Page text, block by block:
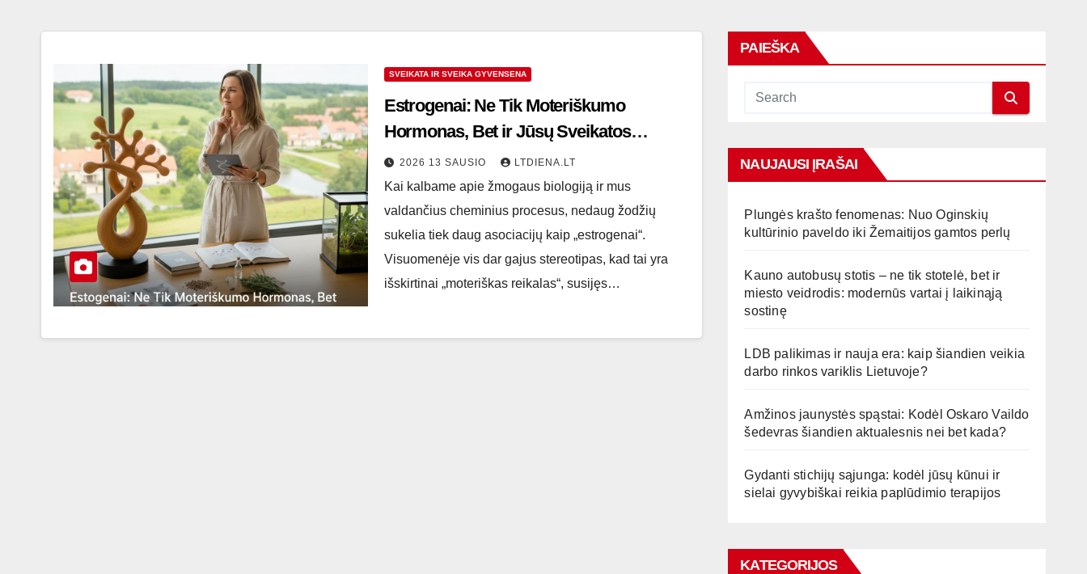
SVEIKATA IR SVEIKA GYVENSENA
Estrogenai: Ne Tik Moteriškumo
Hormonas, Bet ir Jūsų Sveikatos
Architektas
2026 13 SAUSIO LTDIENA.LT
Kai kalbame apie žmogaus biologiją ir mus
valdančius cheminius procesus, nedaug žodžių
sukelia tiek daug asociacijų kaip „estrogenai“.
Visuomenėje vis dar gajus stereotipas, kad tai yra
išskirtinai „moteriškas reikalas“, susijęs…
PAIEŠKA
NAUJAUSI ĮRAŠAI
Plungės krašto fenomenas: Nuo Oginskių
kultūrinio paveldo iki Žemaitijos gamtos perlų
Kauno autobusų stotis – ne tik stotelė, bet ir
miesto veidrodis: modernūs vartai į laikinąją
sostinę
LDB palikimas ir nauja era: kaip šiandien veikia
darbo rinkos variklis Lietuvoje?
Amžinos jaunystės spąstai: Kodėl Oskaro Vaildo
šedevras šiandien aktualesnis nei bet kada?
Gydanti stichijų sąjunga: kodėl jūsų kūnui ir
sielai gyvybiškai reikia paplūdimio terapijos
KATEGORIJOS